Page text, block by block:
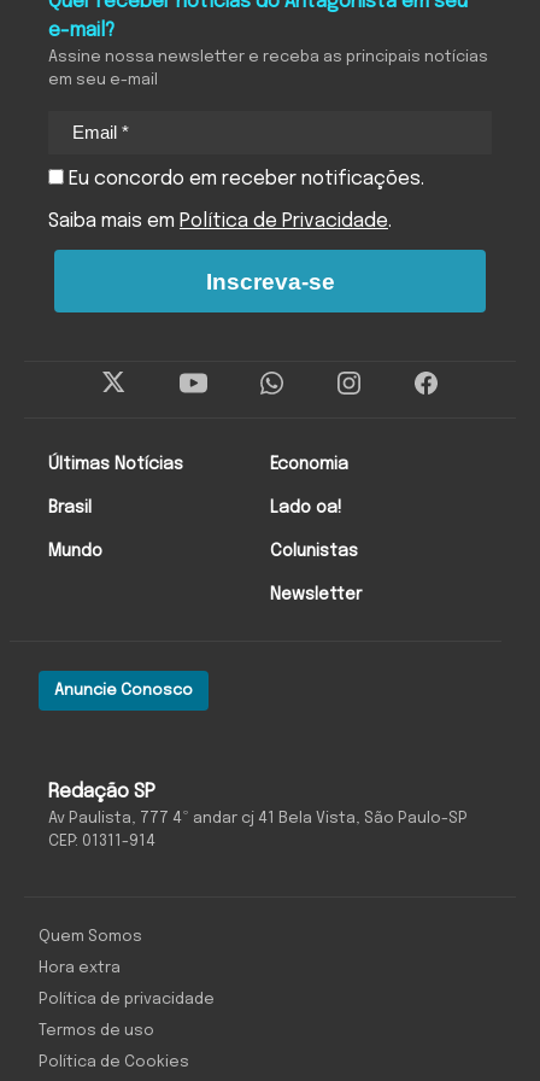
Redação SP
Av Paulista, 777 4º andar cj 41 Bela Vista, São Paulo-SP
CEP: 01311-914
Anuncie Conosco
Últimas Notícias
Brasil
Mundo
Economia
Lado oa!
Colunistas
Newsletter
e-mail?
Assine nossa newsletter e receba as principais notícias
em seu e-mail
Eu concordo em receber notificações.
Saiba mais em Política de Privacidade.
Inscreva-se
Quem Somos
Hora extra
Política de privacidade
Termos de uso
Política de Cookies